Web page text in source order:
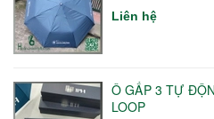
Liên hệ
Ô GẤP 3 TỰ
LOOP